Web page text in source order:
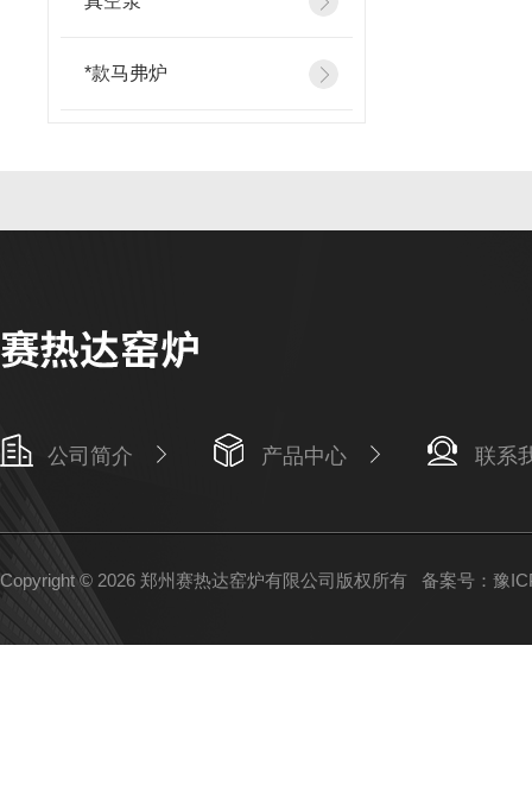
*款马弗炉
公司简介 产品中心 联系
Copyright © 2026 郑州赛热达窑炉有限公司版权所有 备案号：豫